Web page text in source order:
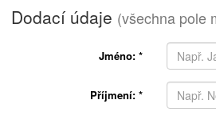
Dodací údaje (všechna pole
Jméno: *
Příjmení: *